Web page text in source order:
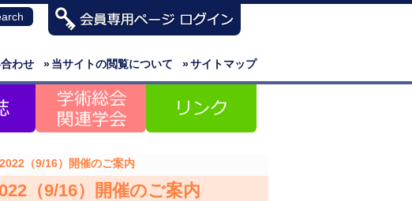
»サイトマップ
»当サイトの閲覧について
わせ
（9/16）開催のご案内
（9/16）開催のご案内